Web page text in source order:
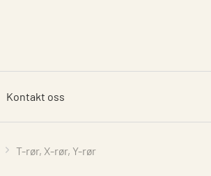
Kontakt oss
T-rør, X-rør, Y-rør